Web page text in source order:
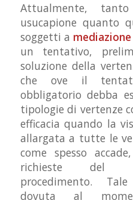
Attualmente,
usucapione quanto
soggetti a
un tentativo,
soluzione della
che ove il
obbligatorio debba
tipologie di vertenze
efficacia quando la
allargata a tutte le
come spesso
richieste del
procedimento.
dovuta al